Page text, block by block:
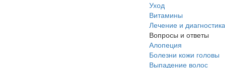
Уход
Витамины
Лечение и диагностика
Вопросы и ответы
Алопеция
Болезни кожи головы
Выпадение волос